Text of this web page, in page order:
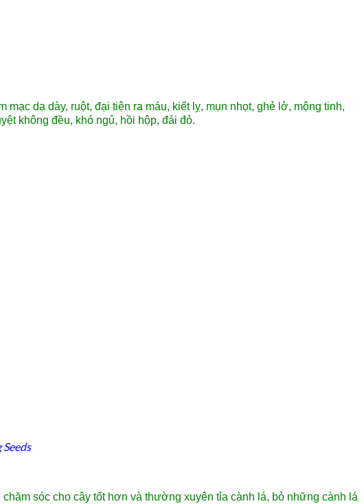
dạ dày, ruột, đại tiện ra máu, kiết lỵ, mụn nhọt, ghẻ lở, mộng tinh,
không đều, khó ngủ, hồi hộp, đái đỏ.
sóc cho cây tốt hơn và thường xuyên tỉa cành lá, bỏ những cành lá